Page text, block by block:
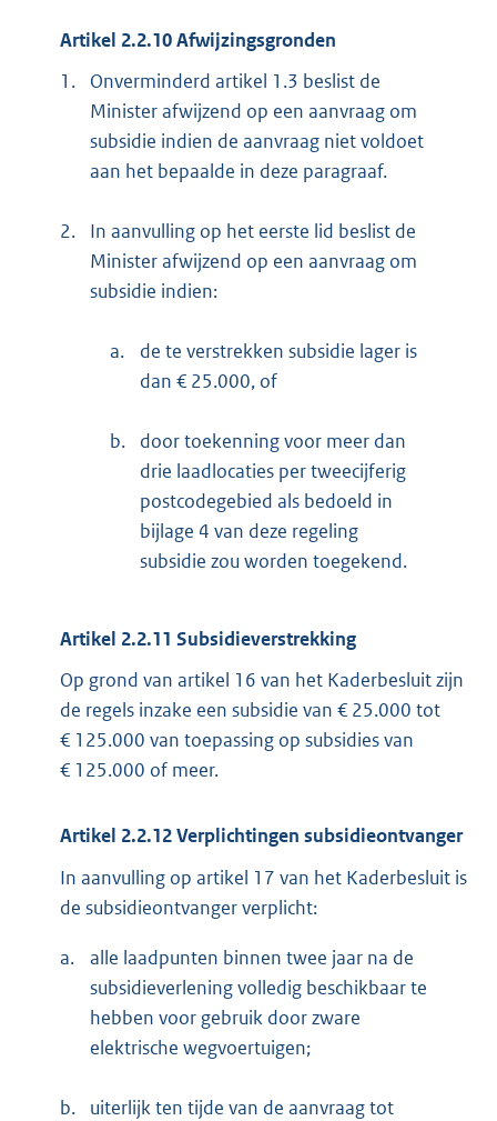
Artikel 2.2.10 Afwijzingsgronden
1.
Onverminderd artikel 1.3 beslist de
Minister afwijzend op een aanvraag om
subsidie indien de aanvraag niet voldoet
aan het bepaalde in deze paragraaf.
2.
In aanvulling op het eerste lid beslist de
Minister afwijzend op een aanvraag om
subsidie indien:
a.
de te verstrekken subsidie lager is
dan € 25.000, of
b.
door toekenning voor meer dan
drie laadlocaties per tweecijferig
postcodegebied als bedoeld in
bijlage 4 van deze regeling
subsidie zou worden toegekend.
Artikel 2.2.11 Subsidieverstrekking
Op grond van artikel 16 van het Kaderbesluit zijn
de regels inzake een subsidie van € 25.000 tot
€ 125.000 van toepassing op subsidies van
€ 125.000 of meer.
Artikel 2.2.12 Verplichtingen subsidieontvanger
In aanvulling op artikel 17 van het Kaderbesluit is
de subsidieontvanger verplicht:
a.
alle laadpunten binnen twee jaar na de
subsidieverlening volledig beschikbaar te
hebben voor gebruik door zware
elektrische wegvoertuigen;
b. uiterlijk ten tijde van de aanvraag tot